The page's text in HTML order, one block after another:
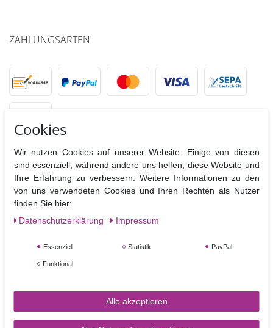
ZAHLUNGSARTEN
VERSANDPARTNER
Rufen Sie uns an unter:
0170 4 70 60 74
Cookies
Wir nutzen Cookies auf unserer Website. Einige von diesen
sind essenziell, während andere uns helfen, diese Website und
Ihre Erfahrung zu verbessern. Weitere Informationen zu den
von uns verwendeten Cookies und Ihren Rechten als Nutzer
finden Sie hier:
Daten­schutz­erklärung
Impressum
Essenziell Statistik PayPal
Funktional
Alle akzeptieren